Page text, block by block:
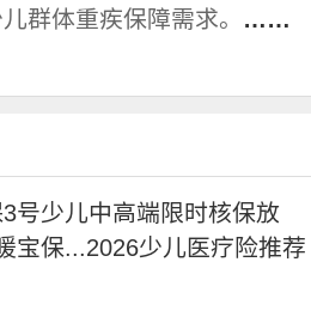
群体重疾保障需求。 ……
号少儿中高端限时核保放
宝保...2026少儿医疗险推荐